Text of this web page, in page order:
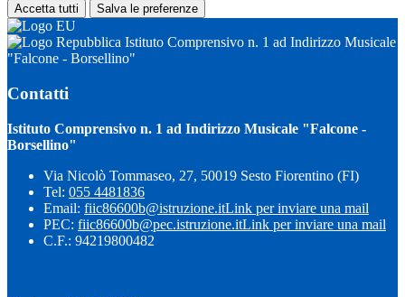
Accetta tutti Salva le preferenze
Istituto Comprensivo n. 1 ad Indirizzo Musicale
"Falcone - Borsellino"
Contatti
Istituto Comprensivo n. 1 ad Indirizzo Musicale "Falcone -
Borsellino"
Via Nicolò Tommaseo, 27, 50019 Sesto Fiorentino (FI)
Tel: 055 4481836
Email: fiic86600b@istruzione.itLink per inviare una mail
PEC: fiic86600b@pec.istruzione.itLink per inviare una mail
C.F.: 94219800482